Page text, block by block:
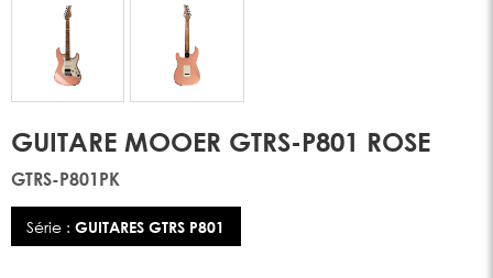
GUITARE MOOER GTRS-P801 ROSE
GTRS-P801PK
Série :GUITARES GTRS P801